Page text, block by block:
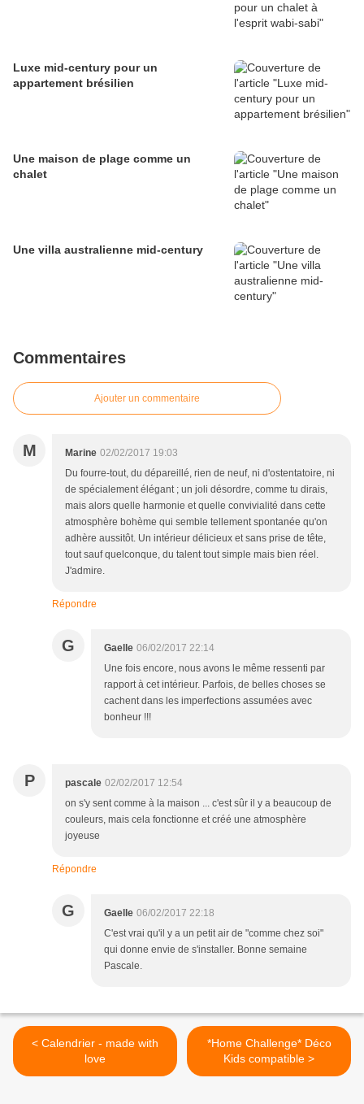
Luxe mid-century pour un
appartement brésilien
Une maison de plage comme un
chalet
Une villa australienne mid-century
Commentaires
Ajouter un commentaire
M Marine 02/02/2017 19:03
Du fourre-tout, du dépareillé, rien de neuf, ni d'ostentatoire, ni
de spécialement élégant ; un joli désordre, comme tu dirais,
mais alors quelle harmonie et quelle convivialité dans cette
atmosphère bohème qui semble tellement spontanée qu'on
adhère aussitôt. Un intérieur délicieux et sans prise de tête,
tout sauf quelconque, du talent tout simple mais bien réel.
J'admire.
Répondre
G Gaelle 06/02/2017 22:14
Une fois encore, nous avons le même ressenti par
rapport à cet intérieur. Parfois, de belles choses se
cachent dans les imperfections assumées avec
bonheur !!!
P pascale 02/02/2017 12:54
on s'y sent comme à la maison ... c'est sûr il y a beaucoup de
couleurs, mais cela fonctionne et créé une atmosphère
joyeuse
Répondre
G Gaelle 06/02/2017 22:18
C'est vrai qu'il y a un petit air de "comme chez soi"
qui donne envie de s'installer. Bonne semaine
Pascale.
< Calendrier - made with
love
*Home Challenge* Déco
Kids compatible >